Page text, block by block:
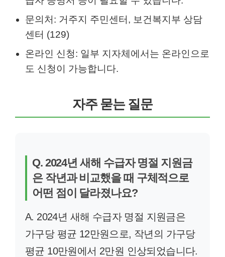
문의처: 거주지 주민센터, 보건복지부 상담
센터 (129)
온라인 신청: 일부 지자체에서는 온라인으로
도 신청이 가능합니다.
자주 묻는 질문
Q. 2024년 새해 수급자 명절 지원금
은 작년과 비교했을 때 구체적으로
어떤 점이 달라졌나요?
A. 2024년 새해 수급자 명절 지원금은
가구당 평균 12만원으로, 작년의 가구당
평균 10만원에서 2만원 인상되었습니다.